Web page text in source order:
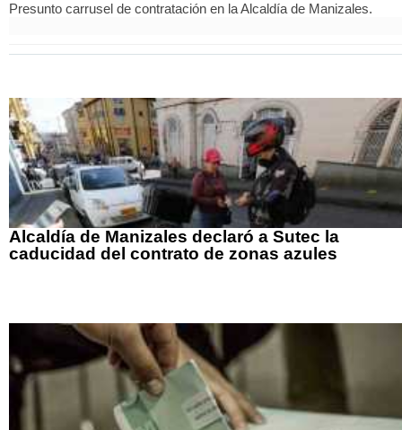
Presunto carrusel de contratación en la Alcaldía de Manizales.
Alcaldía de Manizales declaró a Sutec la
caducidad del contrato de zonas azules